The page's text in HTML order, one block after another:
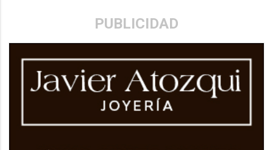
PUBLICIDAD